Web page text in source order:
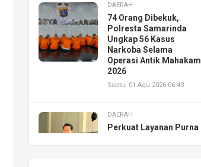
DAERAH
74 Orang Dibekuk,
Polresta Samarinda
Ungkap 56 Kasus
Narkoba Selama
Operasi Antik Mahakam
2026
Sabtu, 01 Agu 2026 06:43
DAERAH
Perkuat Layanan Purna
Resmikan AHASS